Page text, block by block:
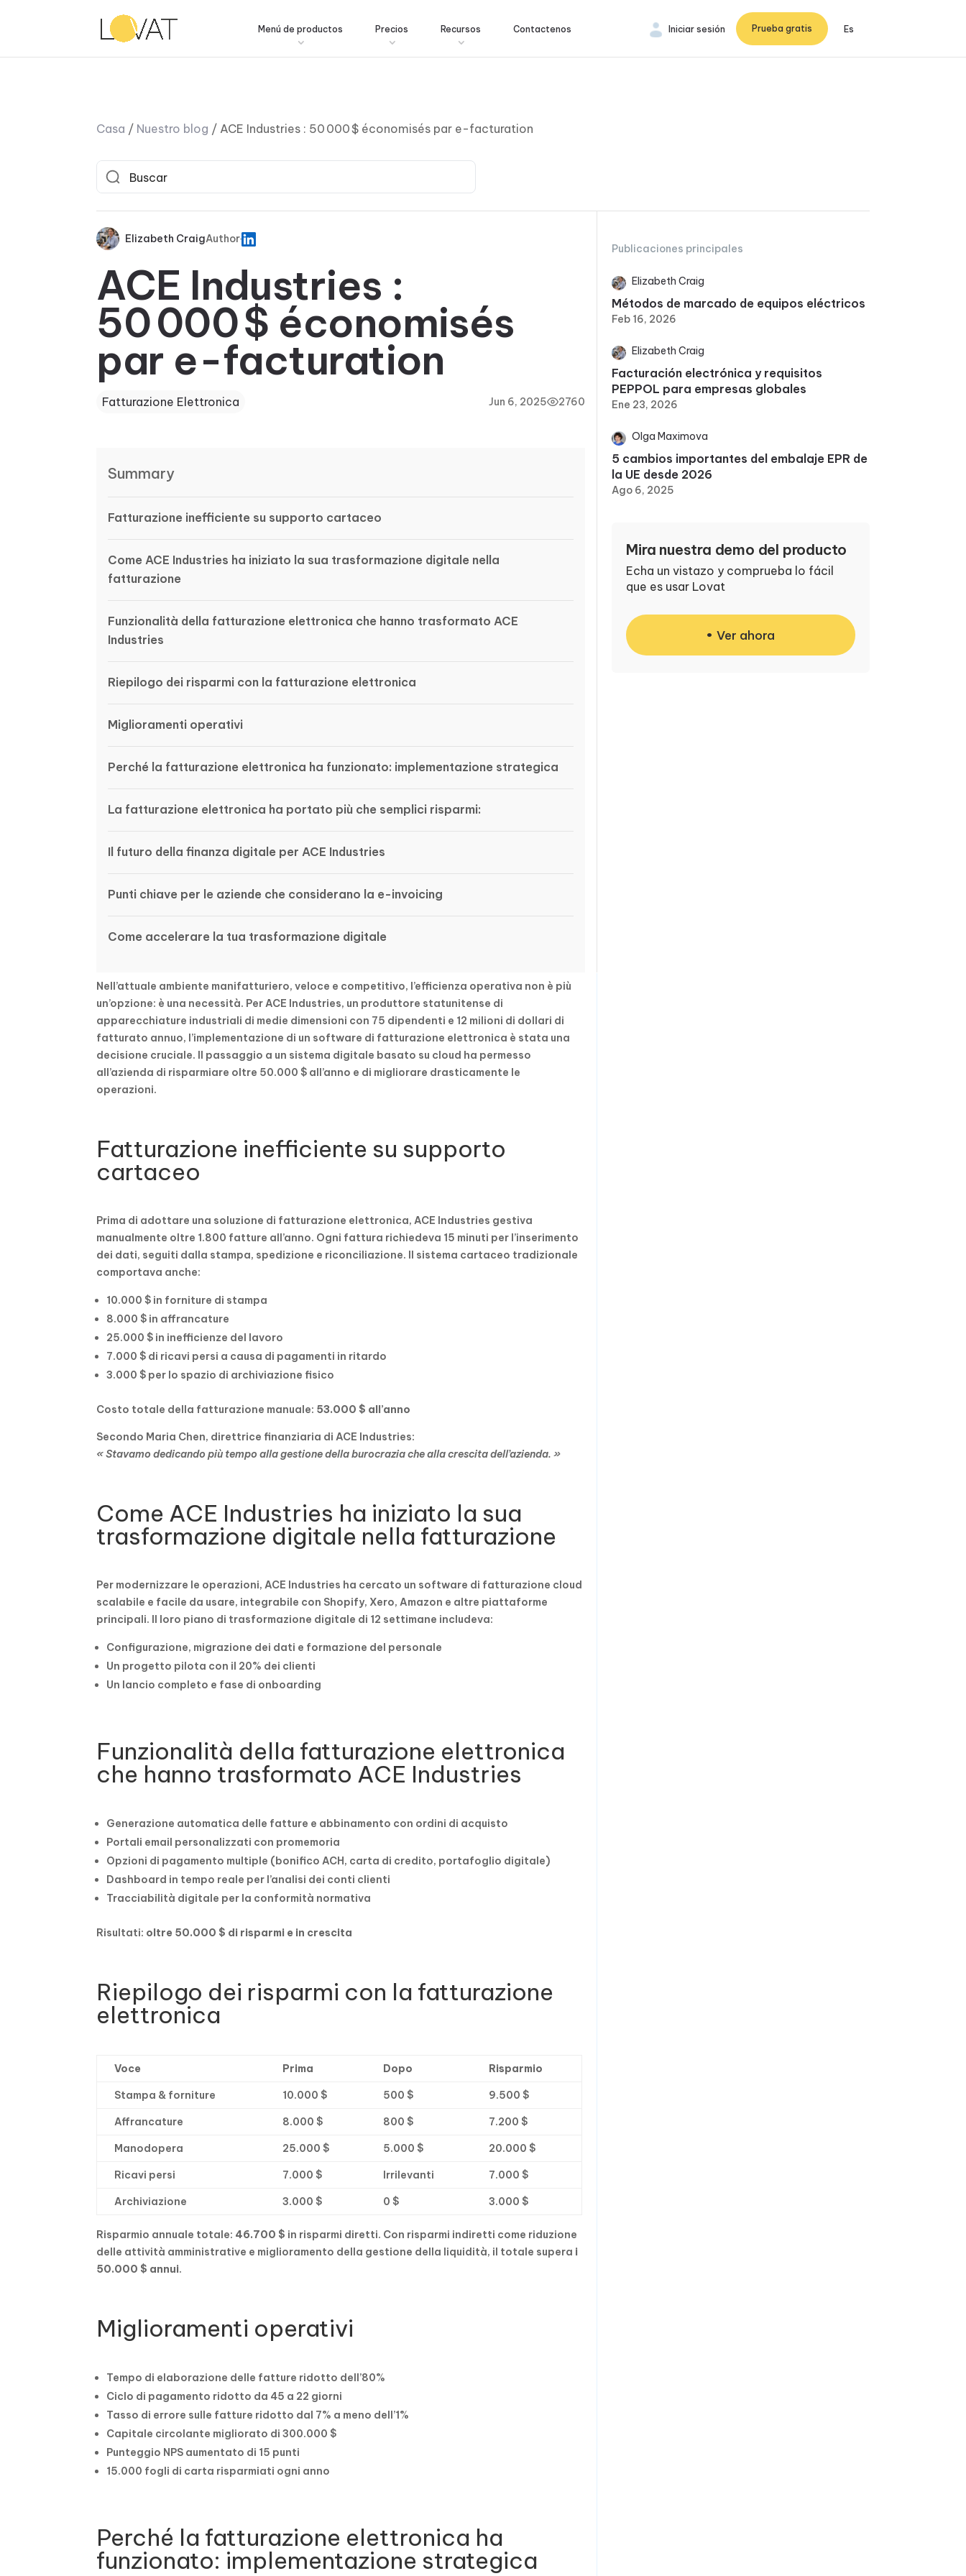
Menú de productos Precios Recursos Contactenos Es
Prueba gratis
Iniciar sesión
Casa / Nuestro blog / ACE Industries : 50 000 $ économisés par e-facturation
Elizabeth CraigAuthor
ACE Industries :
50 000 $ économisés
par e-facturation
Fatturazione Elettronica Jun 6, 2025 2760
Summary
Fatturazione inefficiente su supporto cartaceo
Come ACE Industries ha iniziato la sua trasformazione digitale nella
fatturazione
Funzionalità della fatturazione elettronica che hanno trasformato ACE
Industries
Riepilogo dei risparmi con la fatturazione elettronica
Miglioramenti operativi
Perché la fatturazione elettronica ha funzionato: implementazione strategica
La fatturazione elettronica ha portato più che semplici risparmi:
Il futuro della finanza digitale per ACE Industries
Punti chiave per le aziende che considerano la e-invoicing
Come accelerare la tua trasformazione digitale
Nell’attuale ambiente manifatturiero, veloce e competitivo, l’efficienza operativa non è più
un’opzione: è una necessità. Per ACE Industries, un produttore statunitense di
apparecchiature industriali di medie dimensioni con 75 dipendenti e 12 milioni di dollari di
fatturato annuo, l’implementazione di un software di fatturazione elettronica è stata una
decisione cruciale. Il passaggio a un sistema digitale basato su cloud ha permesso
all’azienda di risparmiare oltre 50.000 $ all’anno e di migliorare drasticamente le
operazioni.
Fatturazione inefficiente su supporto
cartaceo
Prima di adottare una soluzione di fatturazione elettronica, ACE Industries gestiva
manualmente oltre 1.800 fatture all’anno. Ogni fattura richiedeva 15 minuti per l’inserimento
dei dati, seguiti dalla stampa, spedizione e riconciliazione. Il sistema cartaceo tradizionale
comportava anche:
10.000 $ in forniture di stampa
8.000 $ in affrancature
25.000 $ in inefficienze del lavoro
7.000 $ di ricavi persi a causa di pagamenti in ritardo
3.000 $ per lo spazio di archiviazione fisico
Costo totale della fatturazione manuale: 53.000 $ all’anno
Secondo Maria Chen, direttrice finanziaria di ACE Industries:
« Stavamo dedicando più tempo alla gestione della burocrazia che alla crescita dell’azienda. »
Come ACE Industries ha iniziato la sua
trasformazione digitale nella fatturazione
Per modernizzare le operazioni, ACE Industries ha cercato un software di fatturazione cloud
scalabile e facile da usare, integrabile con Shopify, Xero, Amazon e altre piattaforme
principali. Il loro piano di trasformazione digitale di 12 settimane includeva:
Configurazione, migrazione dei dati e formazione del personale
Un progetto pilota con il 20% dei clienti
Un lancio completo e fase di onboarding
Funzionalità della fatturazione elettronica
che hanno trasformato ACE Industries
Generazione automatica delle fatture e abbinamento con ordini di acquisto
Portali email personalizzati con promemoria
Opzioni di pagamento multiple (bonifico ACH, carta di credito, portafoglio digitale)
Dashboard in tempo reale per l’analisi dei conti clienti
Tracciabilità digitale per la conformità normativa
Risultati: oltre 50.000 $ di risparmi e in crescita
Riepilogo dei risparmi con la fatturazione
elettronica
Voce Prima Dopo Risparmio
Stampa & forniture 10.000 $ 500 $ 9.500 $
Affrancature 8.000 $ 800 $ 7.200 $
Manodopera 25.000 $ 5.000 $ 20.000 $
Ricavi persi 7.000 $ Irrilevanti 7.000 $
Archiviazione 3.000 $ 0 $ 3.000 $
Risparmio annuale totale: 46.700 $ in risparmi diretti. Con risparmi indiretti come riduzione
delle attività amministrative e miglioramento della gestione della liquidità, il totale supera i
50.000 $ annui.
Miglioramenti operativi
Tempo di elaborazione delle fatture ridotto dell’80%
Ciclo di pagamento ridotto da 45 a 22 giorni
Tasso di errore sulle fatture ridotto dal 7% a meno dell’1%
Capitale circolante migliorato di 300.000 $
Punteggio NPS aumentato di 15 punti
15.000 fogli di carta risparmiati ogni anno
Perché la fatturazione elettronica ha
funzionato: implementazione strategica
Publicaciones principales
Elizabeth Craig
Métodos de marcado de equipos eléctricos
Feb 16, 2026
Elizabeth Craig
Facturación electrónica y requisitos
PEPPOL para empresas globales
Ene 23, 2026
Olga Maximova
5 cambios importantes del embalaje EPR de
la UE desde 2026
Ago 6, 2025
Mira nuestra demo del producto
Echa un vistazo y comprueba lo fácil
que es usar Lovat
Ver ahora